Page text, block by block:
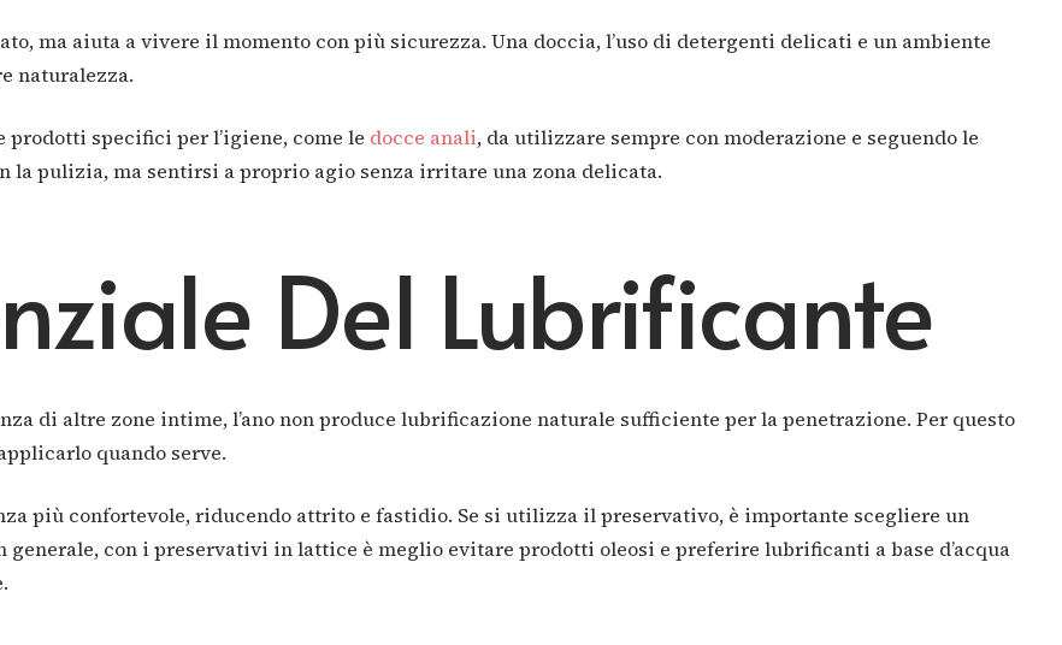
ma aiuta a vivere il momento con più sicurezza. Una doccia, l’uso di detergenti delicati e un ambiente
naturalezza.
specifici per l’igiene, come le docce anali, da utilizzare sempre con moderazione e seguendo le
la pulizia, ma sentirsi a proprio agio senza irritare una zona delicata.
Del Lubrificante
di altre zone intime, l’ano non produce lubrificazione naturale sufficiente per la penetrazione. Per questo
quando serve.
più confortevole, riducendo attrito e fastidio. Se si utilizza il preservativo, è importante scegliere un
con i preservativi in lattice è meglio evitare prodotti oleosi e preferire lubrificanti a base d’acqua